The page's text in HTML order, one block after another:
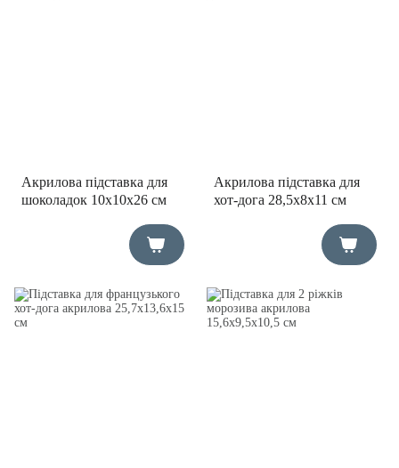
Акрилова підставка для
шоколадок 10х10х26 см
Акрилова підставка для
хот-дога 28,5х8х11 см